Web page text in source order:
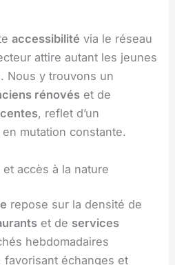
accessibilité via le réseau
attire autant les jeunes
Nous y trouvons un
rénovés et de
, reflet d’un
en mutation constante.
accès à la nature
repose sur la densité de
et de services
hebdomadaires
favorisant échanges et